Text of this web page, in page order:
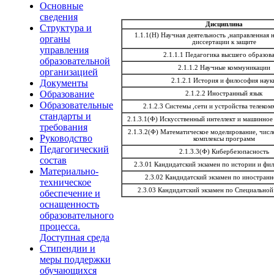
Основные
сведения
Структура и
органы
управления
образовательной
организацией
Документы
Образование
Образовательные
стандарты и
требования
Руководство
Педагогический
состав
Материально-
техническое
обеспечение и
оснащенность
образовательного
процесса.
Доступная среда
Стипендии и
меры поддержки
обучающихся
Дисциплина
1.1.1(Н) Научная деятельность ,направленная
диссертации к защите
2.1.1.1 Педагогика высшего
2.1.1.2 Научные коммуникации
2.1.2.1 История и философия
2.1.2.2 Иностранный язык
2.1.2.3 Системы ,сети и устройства
2.1.3.1(Ф) Искусственный интеллект и машинное
2.1.3.2(Ф) Математическое моделирование,
комплексы программ
2.1.3.3(Ф) Кибербезопасность
2.3.01 Кандидатский экзамен по истории и
2.3.02 Кандидатский экзамен по
2.3.03 Кандидатский экзамен по